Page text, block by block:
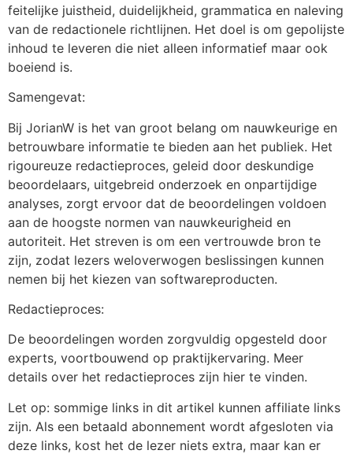
feitelijke juistheid, duidelijkheid, grammatica en naleving
van de redactionele richtlijnen. Het doel is om gepolijste
inhoud te leveren die niet alleen informatief maar ook
boeiend is.
Samengevat:
Bij JorianW is het van groot belang om nauwkeurige en
betrouwbare informatie te bieden aan het publiek. Het
rigoureuze redactieproces, geleid door deskundige
beoordelaars, uitgebreid onderzoek en onpartijdige
analyses, zorgt ervoor dat de beoordelingen voldoen
aan de hoogste normen van nauwkeurigheid en
autoriteit. Het streven is om een vertrouwde bron te
zijn, zodat lezers weloverwogen beslissingen kunnen
nemen bij het kiezen van softwareproducten.
Redactieproces:
De beoordelingen worden zorgvuldig opgesteld door
experts, voortbouwend op praktijkervaring. Meer
details over het redactieproces zijn hier te vinden.
Let op: sommige links in dit artikel kunnen affiliate links
zijn. Als een betaald abonnement wordt afgesloten via
deze links, kost het de lezer niets extra, maar kan er